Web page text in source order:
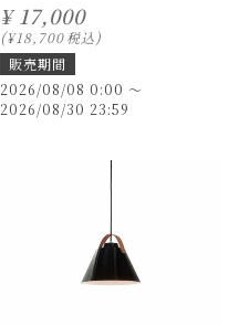
¥ 17,000
¥18,700税込
販売期間
2026/08/08 0:00 〜
2026/08/30 23:59